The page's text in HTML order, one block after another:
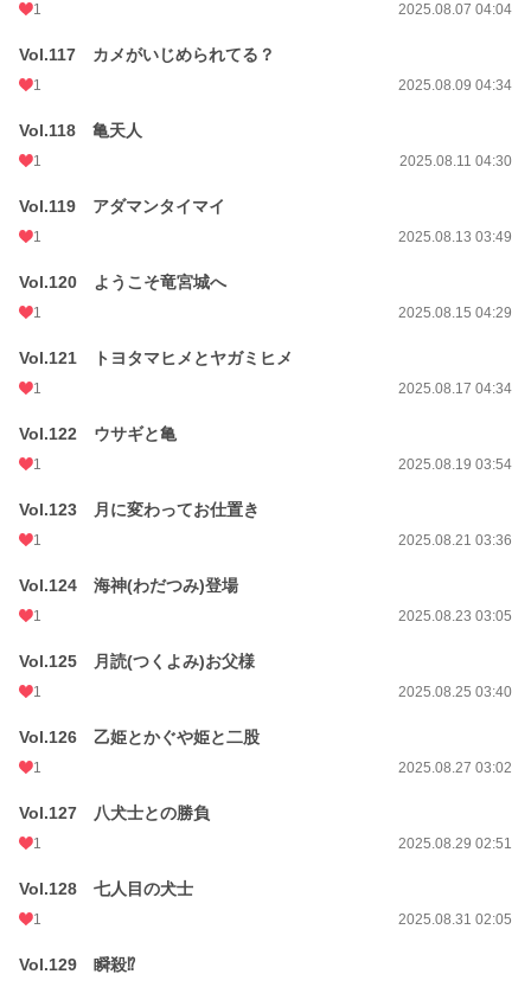
1 2025.08.07 04:04
Vol.117 カメがいじめられてる？
1 2025.08.09 04:34
Vol.118 亀天人
1 2025.08.11 04:30
Vol.119 アダマンタイマイ
1 2025.08.13 03:49
Vol.120 ようこそ竜宮城へ
1 2025.08.15 04:29
Vol.121 トヨタマヒメとヤガミヒメ
1 2025.08.17 04:34
Vol.122 ウサギと亀
1 2025.08.19 03:54
Vol.123 月に変わってお仕置き
1 2025.08.21 03:36
Vol.124 海神(わだつみ)登場
1 2025.08.23 03:05
Vol.125 月読(つくよみ)お父様
1 2025.08.25 03:40
Vol.126 乙姫とかぐや姫と二股
1 2025.08.27 03:02
Vol.127 八犬士との勝負
1 2025.08.29 02:51
Vol.128 七人目の犬士
1 2025.08.31 02:05
Vol.129 瞬殺⁉